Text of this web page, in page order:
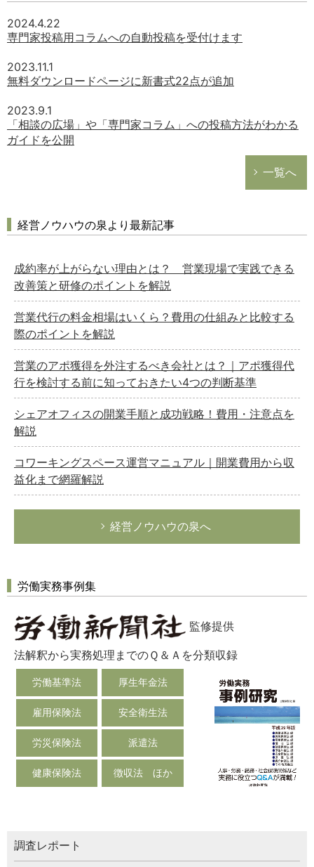
どのカテゴリーに投稿しますか？
労務管理
企業法務
次へ
2024.4.22
専門家投稿用コラムへの自動投稿を受付けます
2023.11.1
無料ダウンロードページに新書式22点が追加
2023.9.1
「相談の広場」や「専門家コラム」への投稿方法がわかる
ガイドを公開
一覧へ
経営ノウハウの泉より最新記事
成約率が上がらない理由とは？ 営業現場で実践できる
改善策と研修のポイントを解説
営業代行の料金相場はいくら？費用の仕組みと比較する
際のポイントを解説
営業のアポ獲得を外注するべき会社とは？｜アポ獲得代
行を検討する前に知っておきたい4つの判断基準
シェアオフィスの開業手順と成功戦略！費用・注意点を
解説
コワーキングスペース運営マニュアル｜開業費用から収
益化まで網羅解説
経営ノウハウの泉へ
労働実務事例集
監修提供
法解釈から実務処理までのＱ＆Ａを分類収録
労働基準法 厚生年金法
雇用保険法 安全衛生法
労災保険法 派遣法
健康保険法 徴収法 ほか
調査レポート